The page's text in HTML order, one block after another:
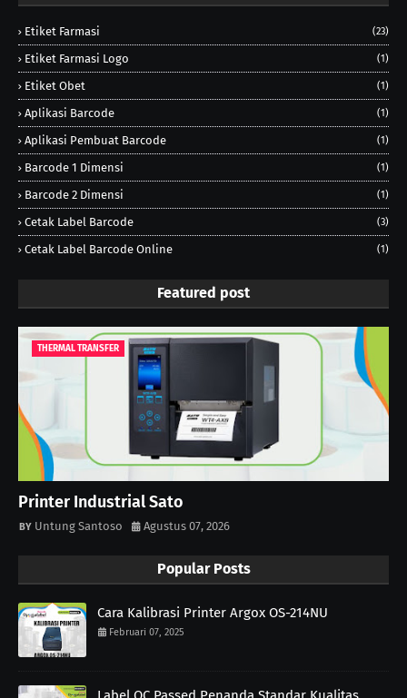
Etiket Farmasi (23)
Etiket Farmasi Logo (1)
Etiket Obet (1)
Aplikasi Barcode (1)
Aplikasi Pembuat Barcode (1)
Barcode 1 Dimensi (1)
Barcode 2 Dimensi (1)
Cetak Label Barcode (3)
Cetak Label Barcode Online (1)
Featured post
THERMAL TRANSFER
Printer Industrial Sato
Untung Santoso Agustus 07, 2026
Popular Posts
Cara Kalibrasi Printer Argox OS-214NU
Februari 07, 2025